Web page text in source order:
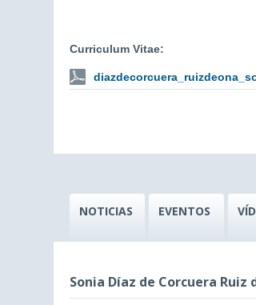
Curriculum Vitae:
NOTICIAS EVENTOS
Sonia Díaz de Corcuera